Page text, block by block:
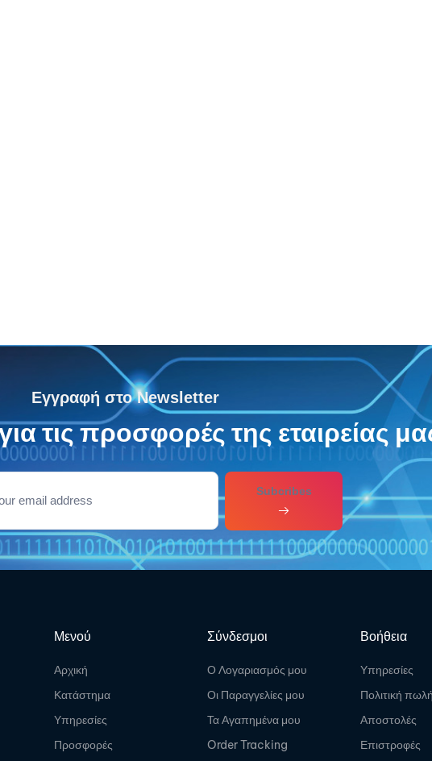
Εγγραφή στο Newsletter
τις προσφορές της εταιρείας
Subcribes
Μενού
Αρχική
Κατάστημα
Υπηρεσίες
Προσφορές
Σύνδεσμοι
Ο Λογαριασμός μου
Οι Παραγγελίες μου
Τα Αγαπημένα μου
Order Tracking
Βοήθεια
Υπηρεσίες
Πολιτική
Αποστολές
Επιστροφές